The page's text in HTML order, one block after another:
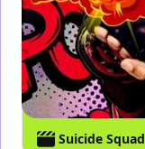
Suicide Squad